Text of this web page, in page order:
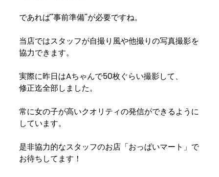
であれば''事前準備''が必要ですね。
当店ではスタッフが自撮り風や他撮りの写真撮影を
協力できます。
実際に昨日はAちゃんで50枚ぐらい撮影して、
修正迄全部しました。
常に女の子が高いクオリティの発信ができるように
しています。
是非協力的なスタッフのお店「おっぱいマート」で
お待ちしてます！